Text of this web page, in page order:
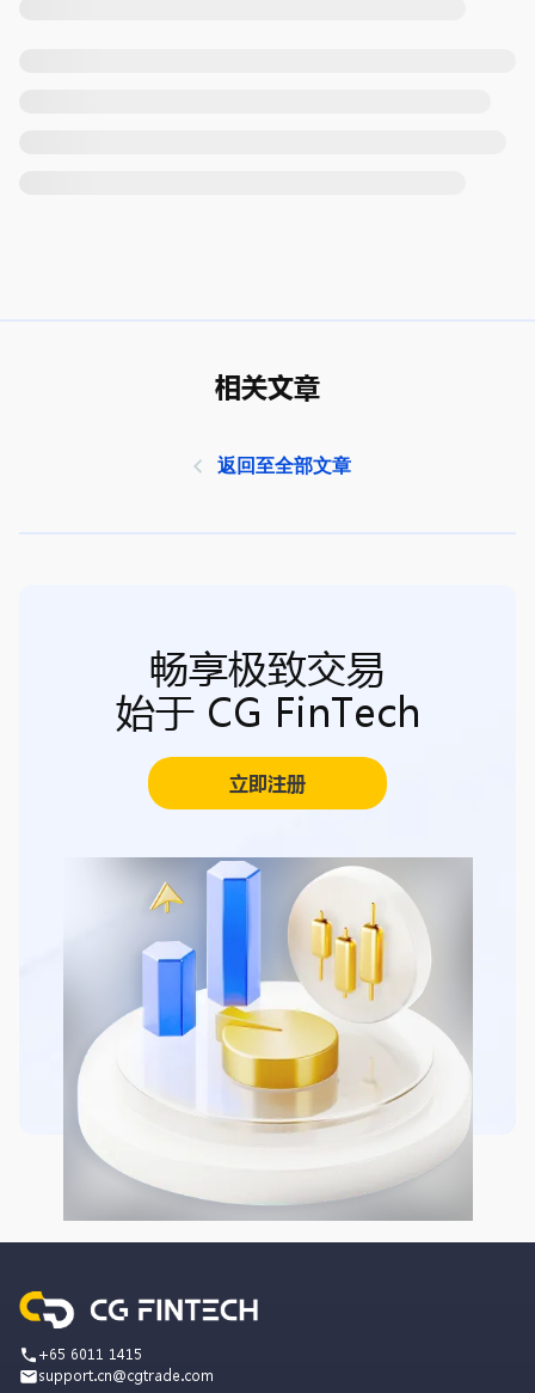
相关文章
返回至全部文章
畅享极致交易
始于 CG FinTech
立即注册
+65 6011 1415
support.cn@cgtrade.com